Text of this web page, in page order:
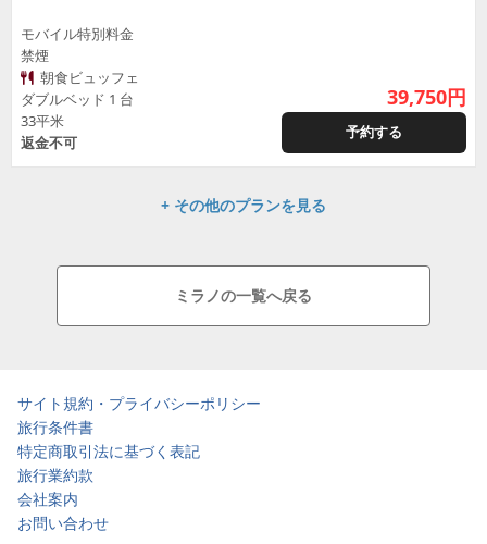
モバイル特別料金
禁煙
朝食ビュッフェ
ダブルベッド 1 台
33平米
返金不可
39,750円
予約する
+ その他のプランを見る
ミラノの一覧へ戻る
サイト規約・プライバシーポリシー
旅行条件書
特定商取引法に基づく表記
旅行業約款
会社案内
お問い合わせ